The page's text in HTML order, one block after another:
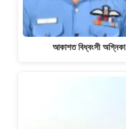
আকাশত বিধ্বংসী